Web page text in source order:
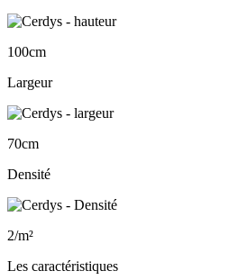
100cm
Largeur
70cm
Densité
2/m²
Les caractéristiques